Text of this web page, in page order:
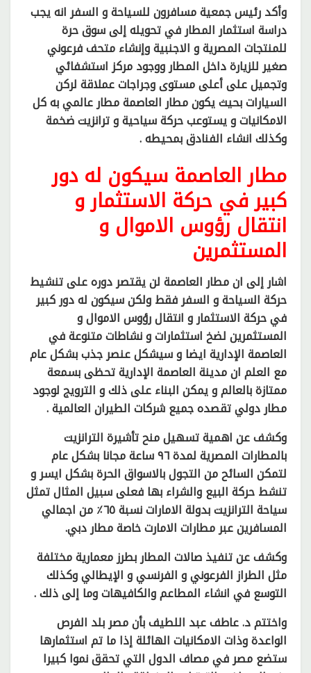
وأكد رئيس جمعية مسافرون للسياحة و السفر انه يجب
دراسة استثمار المطار في تحويله إلى سوق حرة
للمنتجات المصرية و الاجنبية وإنشاء متحف فرعوني
صغير للزيارة داخل المطار ووجود مركز استشفائي
وتجميل على أعلى مستوى وجراجات عملاقة لركن
السيارات بحيث يكون مطار العاصمة مطار عالمي به كل
الامكانيات و يستوعب حركة سياحية و ترانزيت ضخمة
وكذلك انشاء الفنادق بمحيطه .
مطار العاصمة سيكون له دور
كبير في حركة الاستثمار و
انتقال رؤوس الاموال و
المستثمرين
اشار إلى ان مطار العاصمة لن يقتصر دوره على تنشيط
حركة السياحة و السفر فقط ولكن سيكون له دور كبير
في حركة الاستثمار و انتقال رؤوس الاموال و
المستثمرين لضخ استثمارات و نشاطات متنوعة في
العاصمة الإدارية ايضا و سيشكل عنصر جذب بشكل عام
مع العلم ان مدينة العاصمة الإدارية تحظى بسمعة
ممتازة بالعالم و يمكن البناء على ذلك و الترويج لوجود
مطار دولي تقصده جميع شركات الطيران العالمية .
وكشف عن اهمية تسهيل منح تأشيرة الترانزيت
بالمطارات المصرية لمدة ٩٦ ساعة مجانا بشكل عام
لتمكن السائح من التجول بالاسواق الحرة بشكل ايسر و
تنشط حركة البيع والشراء بها فعلى سبيل المثال تمثل
سياحة الترانزيت بدولة الامارات نسبة ٦٥٪؜ من اجمالي
المسافرين عبر مطارات الامارت خاصة مطار دبي.
وكشف عن تنفيذ صالات المطار بطرز معمارية مختلفة
مثل الطراز الفرعوني و الفرنسي و الإيطالي وكذلك
التوسع في انشاء المطاعم والكافيهات وما إلى ذلك .
واختتم د. عاطف عبد اللطيف بأن مصر بلد الفرص
الواعدة وذات الامكانيات الهائلة إذا ما تم استثمارها
ستضع مصر في مصاف الدول التي تحقق نموا كبيرا